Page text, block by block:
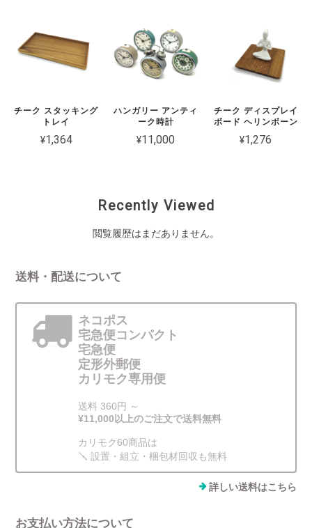
チーク スタッキング
トレイ
¥1,364
ハンガリー アンティ
ーク時計
¥11,000
チーク ディスプレイ
ボード ヘリンボーン
¥1,276
Recently Viewed
閲覧履歴はまだありません。
送料・配送について
ネコポス
宅急便コンパクト
宅急便
定形外郵便
カリモク専用便
送料 360円 ～
¥11,000以上のご注文で送料無料
カリモク60商品は
🪛 設置・組立・梱包材回収も無料
詳しい送料はこちら
お支払い方法について